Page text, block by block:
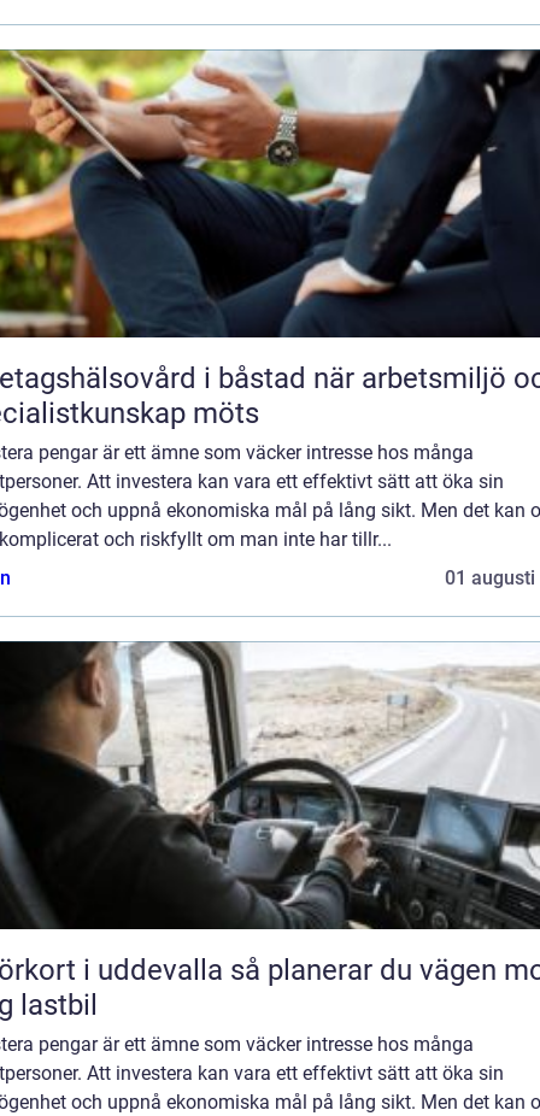
i båstad när arbetsmiljö och
möts
pengar är ett ämne som väcker intresse hos många
Att investera kan vara ett effektivt sätt att öka sin
och uppnå ekonomiska mål på lång sikt. Men det kan
och riskfyllt om man inte har tillr...
01 augusti
i uddevalla så planerar du vägen mot
lastbil
pengar är ett ämne som väcker intresse hos många
Att investera kan vara ett effektivt sätt att öka sin
och uppnå ekonomiska mål på lång sikt. Men det kan